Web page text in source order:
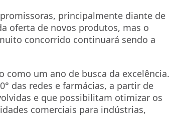
principalmente diante de
oferta de novos produtos, mas o
concorrido continuará sendo a
como um ano de busca da excelência.
das redes e farmácias, a partir de
e que possibilitam otimizar os
comerciais para indústrias,